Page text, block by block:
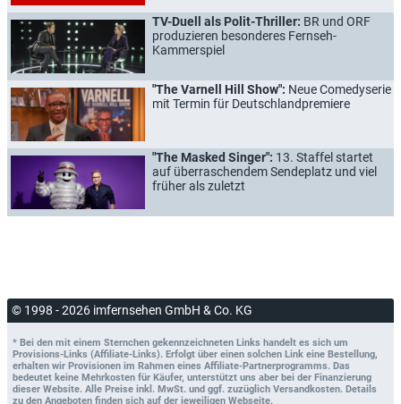
TV-Duell als Polit-Thriller: BR und ORF
produzieren besonderes Fernseh-
Kammerspiel
"The Varnell Hill Show": Neue Comedyserie
mit Termin für Deutschlandpremiere
"The Masked Singer": 13. Staffel startet
auf überraschendem Sendeplatz und viel
früher als zuletzt
© 1998 - 2026 imfernsehen GmbH & Co. KG
* Bei den mit einem Sternchen gekennzeichneten Links handelt es sich um
Provisions-Links (Affiliate-Links). Erfolgt über einen solchen Link eine Bestellung,
erhalten wir Provisionen im Rahmen eines Affiliate-Partnerprogramms. Das
bedeutet keine Mehrkosten für Käufer, unterstützt uns aber bei der Finanzierung
dieser Website. Alle Preise inkl. MwSt. und ggf. zuzüglich Versandkosten. Details
zu den Angeboten finden sich auf der jeweiligen Webseite.